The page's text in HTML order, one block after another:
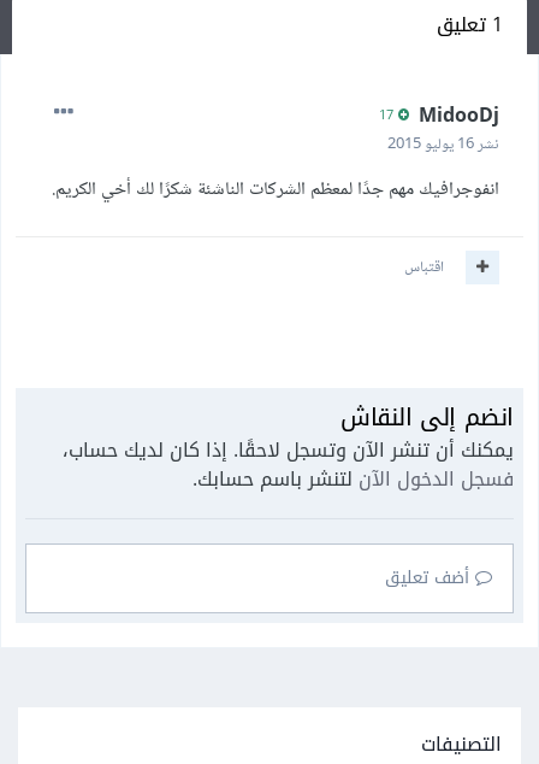
1 تعليق
MidooDj
نشر16 يوليو 2015
انفوجرافيك مهم جدًا لمعظم الشركات الناشئة شكرًا لك أخي الكريم.
اقتباس
انضم إلى النقاش
يمكنك أن تنشر الآن وتسجل لاحقًا. إذا كان لديك حساب،
فسجل الدخول الآن لتنشر باسم حسابك.
أضف تعليق
التصنيفات